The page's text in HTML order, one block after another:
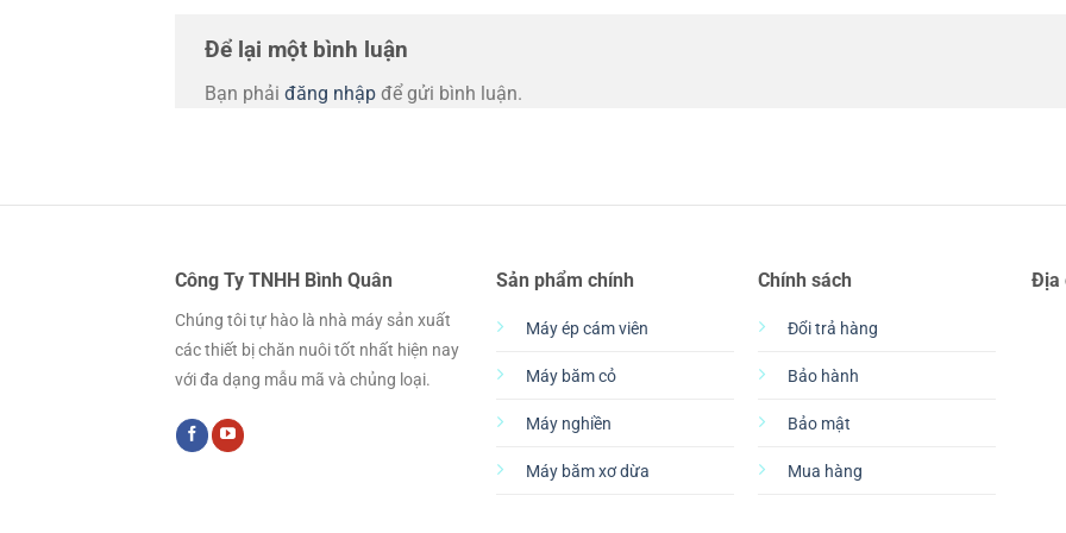
Để lại một bình luận
Bạn phải đăng nhập để gửi bình luận.
Công Ty TNHH Bình Quân
Chúng tôi tự hào là nhà máy sản xuất
các thiết bị chăn nuôi tốt nhất hiện nay
với đa dạng mẫu mã và chủng loại.
Sản phẩm chính
Máy ép cám viên
Máy băm cỏ
Máy nghiền
Máy băm xơ dừa
Chính sách
Đổi trả hàng
Bảo hành
Bảo mật
Mua hàng
Địa